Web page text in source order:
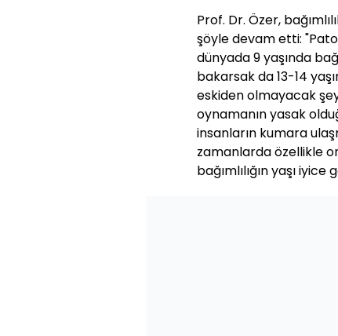
Prof. Dr. Özer,
şöyle devam etti:
dünyada 9 yaşında
bakarsak da 13-14
eskiden olmayacak
oynamanın yasak
insanların kumara
zamanlarda özellikle
bağımlılığın yaşı